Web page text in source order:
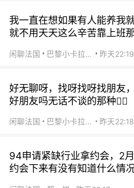
我一直在想如果有人能养我
就不用天天这么辛苦靠上班
闲聊法国 巴黎小卡拉咪 昨天22:19
好无聊呀，找呀找呀找朋友
好朋友吗无话不谈的那种😮‍💨
闲聊法国 巴黎小卡拉咪 昨天22:18
94申请紧缺行业拿约会，2
约会下来有没有知道什么情况